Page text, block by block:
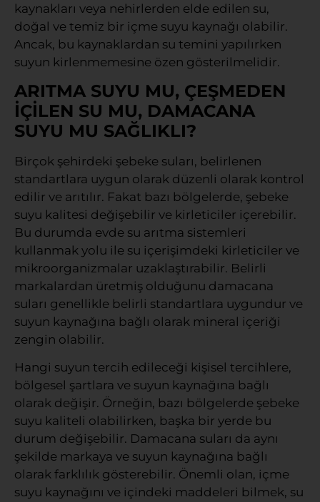
kaynakları veya nehirlerden elde edilen su,
doğal ve temiz bir içme suyu kaynağı olabilir.
Ancak, bu kaynaklardan su temini yapılırken
suyun kirlenmemesine özen gösterilmelidir.
ARITMA SUYU MU, ÇEŞMEDEN
İÇİLEN SU MU, DAMACANA
SUYU MU SAĞLIKLI?
Birçok şehirdeki şebeke suları, belirlenen
standartlara uygun olarak düzenli olarak kontrol
edilir ve arıtılır. Fakat bazı bölgelerde, şebeke
suyu kalitesi değişebilir ve kirleticiler içerebilir.
Bu durumda evde su arıtma sistemleri
kullanmak yolu ile su içerişimdeki kirleticiler ve
mikroorganizmalar uzaklaştırabilir. Belirli
markalardan üretmiş olduğunu damacana
suları genellikle belirli standartlara uygundur ve
suyun kaynağına bağlı olarak mineral içeriği
zengin olabilir.
Hangi suyun tercih edileceği kişisel tercihlere,
bölgesel şartlara ve suyun kaynağına bağlı
olarak değişir. Örneğin, bazı bölgelerde şebeke
suyu kaliteli olabilirken, başka bir yerde bu
durum değişebilir. Damacana suları da aynı
şekilde markaya ve suyun kaynağına bağlı
olarak farklılık gösterebilir. Önemli olan, içme
suyu kaynağını ve içindeki maddeleri bilmek, su